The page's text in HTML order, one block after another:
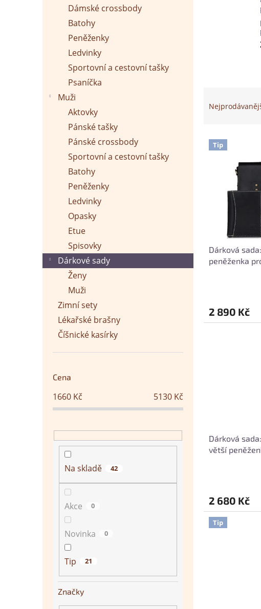
Dámské crossbody
Batohy
Peněženky
Ledvinky
Sportovní a cestovní tašky
Psaníčka
Muži
Aktovky
Pánské tašky
Pánské crossbody
Sportovní a cestovní tašky
Batohy
Peněženky
Ledvinky
Opasky
Etue
Spisovky
Dárkové sady
Ženy
Muži
Zimní sety
Lékařské brašny
Číšnické kasírky
Cena
1660 Kč 5130 Kč
Na skladě 42
Akce 0
Novinka 0
Tip 21
Značky
nV Tip
Dárková
peněženka
2 890 Kč
Dárková
větší
2 680 Kč
Tip